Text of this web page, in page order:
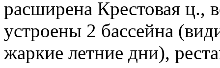
расширена Крестовая ц.,
устроены 2 бассейна
жаркие летние дни),